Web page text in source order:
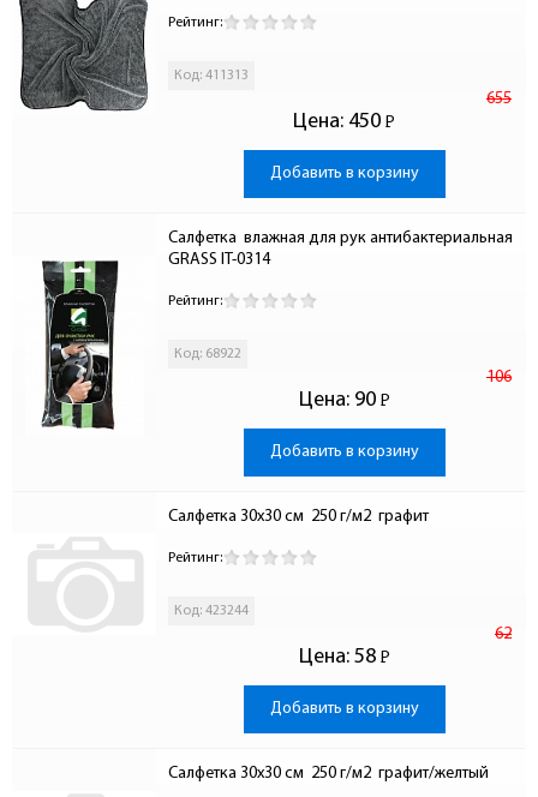
Рейтинг:
Код: 411313
Цена:
655
450 Р
-
Добавить в корзину
Салфетка  влажная для рук антибактериальная
GRASS IT-0314
Рейтинг:
Код: 68922
Цена:
106
90 Р
-
Добавить в корзину
Салфетка 30х30 см  250 г/м2  графит
Рейтинг:
Код: 423244
Цена:
62
58 Р
-
Добавить в корзину
Салфетка 30х30 см  250 г/м2  графит/желтый